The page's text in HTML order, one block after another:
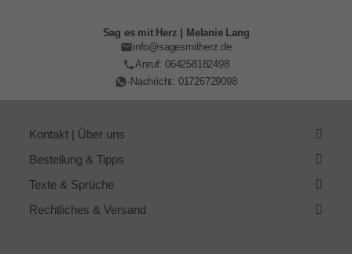
Sag es mit Herz | Melanie Lang
info@sagesmitherz.de
Anruf: 064258182498
-Nachricht: 01726729098
Kontakt | Über uns
Bestellung & Tipps
Texte & Sprüche
Rechtliches & Versand